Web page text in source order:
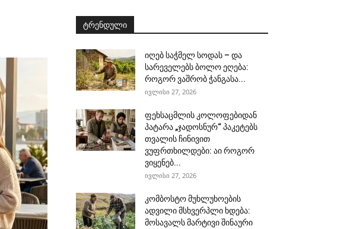
ტრენდული
იღებ საჭმელ სოდას – და
სარეველებს ბოლო ეღება:
როგორ ვაშრობ ჭანგასა...
ივლისი 27, 2026
ფეხსაცმლის კოლოფებიდან
პატარა „ჯადოსნურ“ პაკეტებს
თვალის ჩინივით
ვუფრთხილდები: აი როგორ
ვიყენებ...
ივლისი 27, 2026
კომბოსტო მუხლუხოების
ადვილი მსხვერპლი ხდება:
მოსავალს მარტივი შინაური